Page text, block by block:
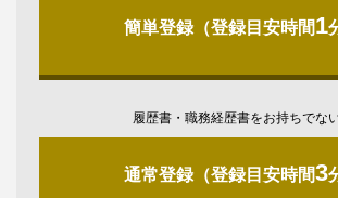
簡単登録（登録目安時間1
履歴書・職務経歴書をお持ちでな
通常登録（登録目安時間3